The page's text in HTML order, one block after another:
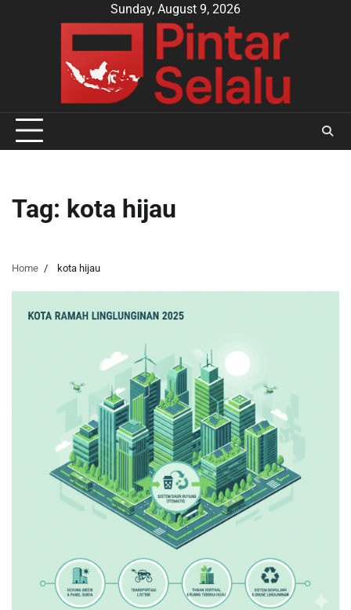
Sunday, August 9, 2026
Tag: kota hijau
Home kota hijau